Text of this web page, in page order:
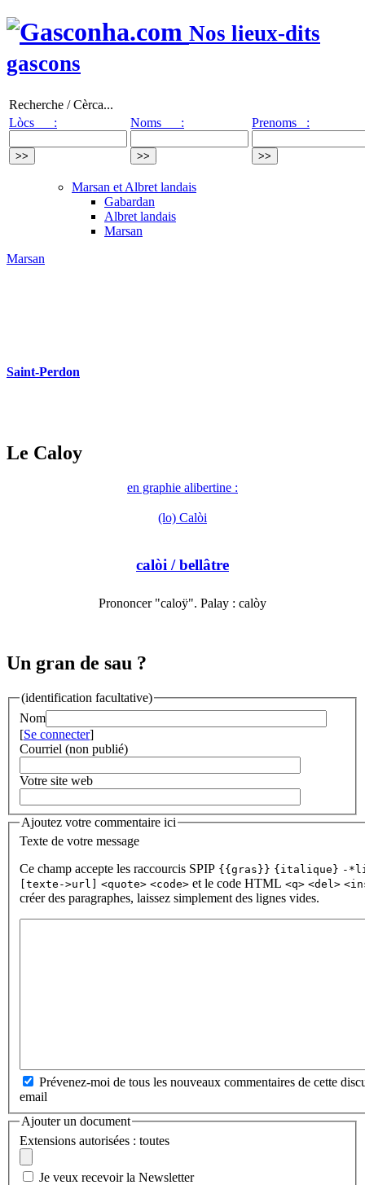
Nos lieux-dits
gascons
Recherche / Cèrca...
Lòcs :
Noms : Prenoms :
Marsan et Albret landais
Gabardan
Albret landais
Marsan
Marsan
Saint-Perdon
Le Caloy
en graphie alibertine :
(lo) Calòi
calòi / bellâtre
Prononcer "caloÿ". Palay : calòy
Un gran de sau ?
(identification facultative)
Nom
[Se connecter]
Courriel (non publié)
Votre site web
Ajoutez votre commentaire ici
Texte de votre message
Ce champ accepte les raccourcis SPIP {{gras}} {italique} -
[texte->url]
<quote> <code> et le code HTML <q> <del>
créer des paragraphes, laissez simplement des lignes vides.
Prévenez-moi de tous les nouveaux commentaires de cette
email
Ajouter un document
Extensions autorisées : toutes
Je veux recevoir la Newsletter